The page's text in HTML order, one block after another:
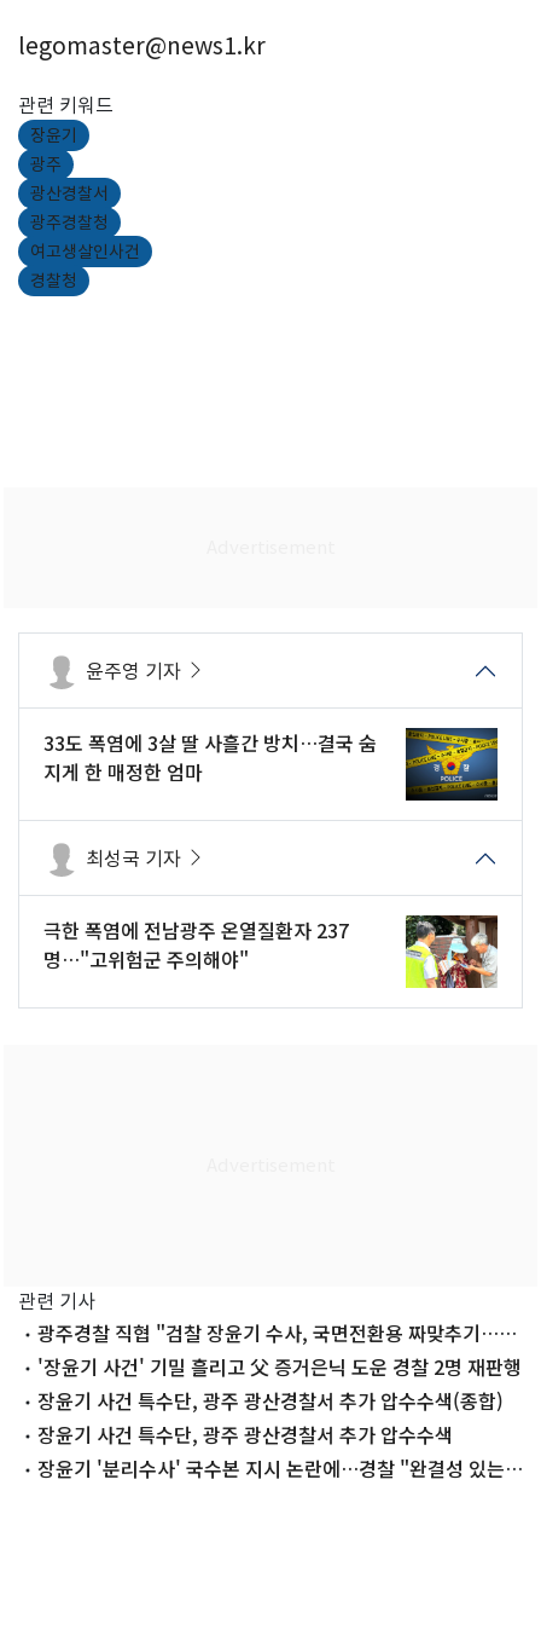
legomaster@news1.kr
관련 키워드
장윤기
광주
광산경찰서
광주경찰청
여고생살인사건
경찰청
윤주영 기자
33도 폭염에 3살 딸 사흘간 방치…결국 숨
지게 한 매정한 엄마
최성국 기자
극한 폭염에 전남광주 온열질환자 237
명…"고위험군 주의해야"
관련 기사
광주경찰 직협 "검찰 장윤기 수사, 국면전환용 짜맞추기…즉
각 중단해야"
'장윤기 사건' 기밀 흘리고 父 증거은닉 도운 경찰 2명 재판행
장윤기 사건 특수단, 광주 광산경찰서 추가 압수수색(종합)
장윤기 사건 특수단, 광주 광산경찰서 추가 압수수색
장윤기 '분리수사' 국수본 지시 논란에…경찰 "완결성 있는